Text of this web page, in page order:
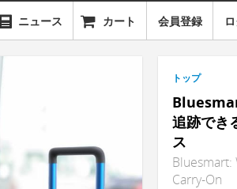
ニュース カート 会員登録
トップ
追跡でき
ス
Bluesmart:
Carry-On